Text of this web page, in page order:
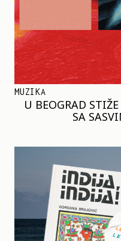
MUZIKA
U BEOGRAD
SA